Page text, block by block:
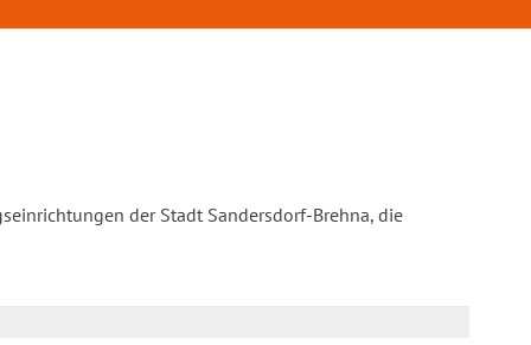
der Stadt Sandersdorf-Brehna, die